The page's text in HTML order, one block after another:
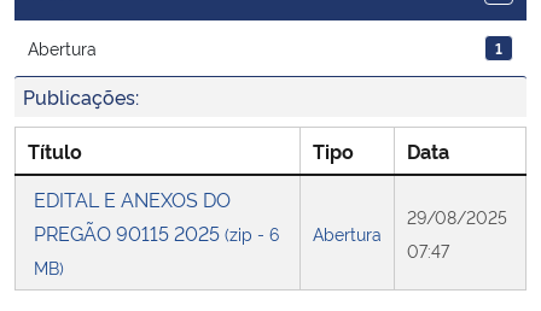
Ministério do Turismo
Controladoria-Geral da União
Ministério da Mulher, da Família e dos Direitos Humanos
Abertura 1
Publicações:
Título Tipo
Data
EDITAL E ANEXOS DO
PREGÃO 90115 2025 (zip - 6
MB)
Abertura
29/08/2025
07:47